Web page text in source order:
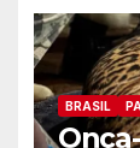
BRASIL